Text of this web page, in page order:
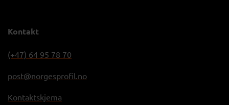
Kontakt
(+47) 64 95 78 70
post@norgesprofil.no
Kontaktskjema